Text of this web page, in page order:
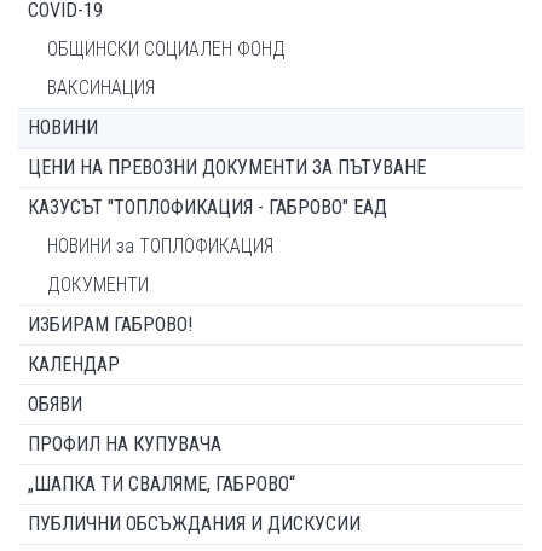
COVID-19
ОБЩИНСКИ СОЦИАЛЕН ФОНД
ВАКСИНАЦИЯ
НОВИНИ
ЦЕНИ НА ПРЕВОЗНИ ДОКУМЕНТИ ЗА ПЪТУВАНЕ
КАЗУСЪТ "ТОПЛОФИКАЦИЯ - ГАБРОВО" ЕАД
НОВИНИ за ТОПЛОФИКАЦИЯ
ДОКУМЕНТИ
ИЗБИРАМ ГАБРОВО!
КАЛЕНДАР
ОБЯВИ
ПРОФИЛ НА КУПУВАЧА
„ШАПКА ТИ СВАЛЯМЕ, ГАБРОВО“
ПУБЛИЧНИ ОБСЪЖДАНИЯ И ДИСКУСИИ